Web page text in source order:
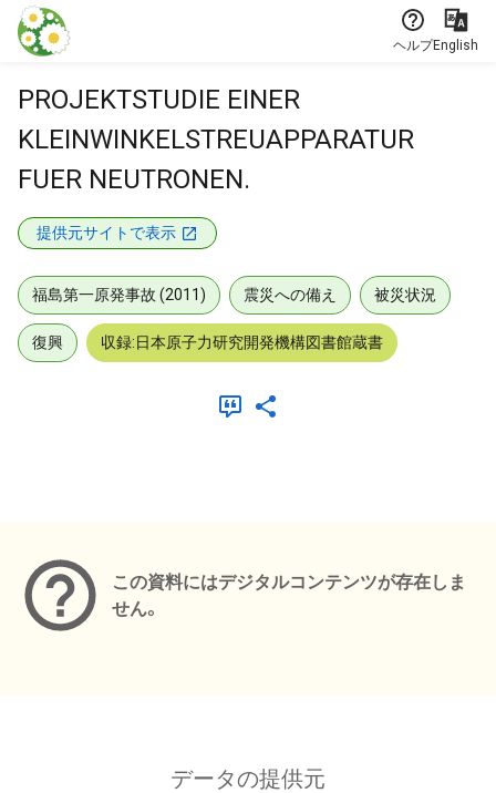
本文に飛ぶ
ヘルプEnglish
PROJEKTSTUDIE EINER
KLEINWINKELSTREUAPPARATUR
FUER NEUTRONEN.
提供元サイトで表示
福島第一原発事故 (2011) 震災への備え 被災状況
復興 収録:日本原子力研究開発機構図書館蔵書
この資料にはデジタルコンテンツが存在しま
せん。
データの提供元